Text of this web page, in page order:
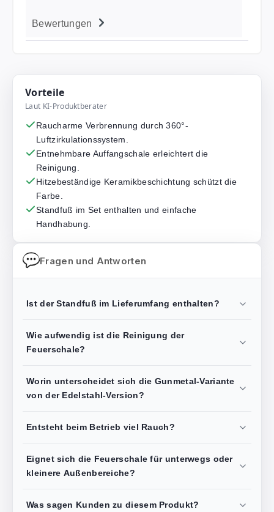
Bewertungen
Vorteile
Laut KI-Produktberater
Raucharme Verbrennung durch 360°-
Luftzirkulationssystem.
Entnehmbare Auffangschale erleichtert die
Reinigung.
Hitzebeständige Keramikbeschichtung schützt die
Farbe.
Standfuß im Set enthalten und einfache
Handhabung.
Fragen und Antworten
Ist der Standfuß im Lieferumfang enthalten?
Wie aufwendig ist die Reinigung der
Feuerschale?
Worin unterscheidet sich die Gunmetal-Variante
von der Edelstahl-Version?
Entsteht beim Betrieb viel Rauch?
Eignet sich die Feuerschale für unterwegs oder
kleinere Außenbereiche?
Was sagen Kunden zu diesem Produkt?